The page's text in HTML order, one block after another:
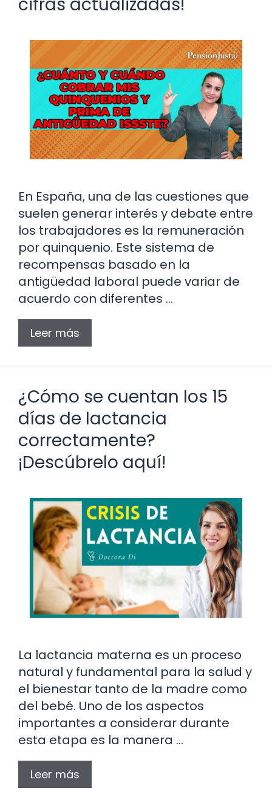
En España, una de las cuestiones que
suelen generar interés y debate entre
los trabajadores es la remuneración
por quinquenio. Este sistema de
recompensas basado en la
antigüedad laboral puede variar de
acuerdo con diferentes …
Leer más
¿Cómo se cuentan los 15
días de lactancia
correctamente?
¡Descúbrelo aquí!
La lactancia materna es un proceso
natural y fundamental para la salud y
el bienestar tanto de la madre como
del bebé. Uno de los aspectos
importantes a considerar durante
esta etapa es la manera …
Leer más